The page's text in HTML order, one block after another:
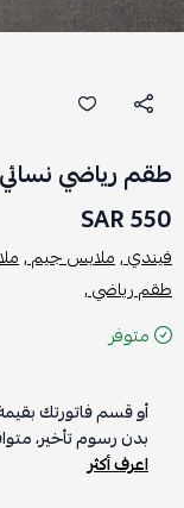
طقم رياضي
550 SAR
فيندي ,ملابس جيم ,
طقم رياضي ,
متوفر
أو قسم فاتورتك
بدون رسوم تأخير،
اعرف أكثر